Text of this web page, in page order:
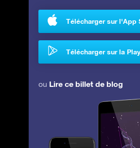
Télécharger sur l'App
Télécharger sur la
ou Lire ce billet de blog